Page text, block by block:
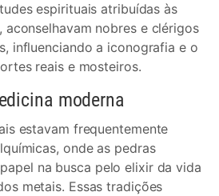
espirituais atribuídas às
aconselhavam nobres e clérigos
influenciando a iconografia e o
reais e mosteiros.
moderna
estavam frequentemente
onde as pedras
na busca pelo elixir da vida
metais. Essas tradições